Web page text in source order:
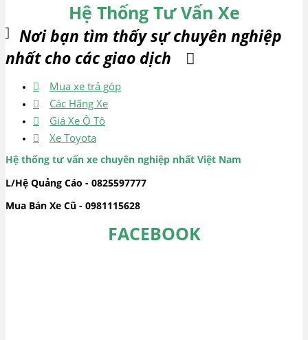
Hệ Thống Tư Vấn Xe
Nơi bạn tìm thấy sự chuyên nghiệp
nhất cho các giao dịch
Mua xe trả góp
Các Hãng Xe
Giá Xe Ô Tô
Xe Toyota
Hệ thống tư vấn xe chuyên nghiệp nhất Việt Nam
L/Hệ Quảng Cáo - 0825597777
Mua Bán Xe Cũ - 0981115628
FACEBOOK